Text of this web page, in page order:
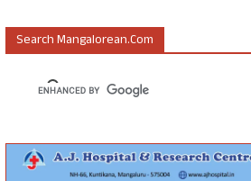
Search Mangalorean.com